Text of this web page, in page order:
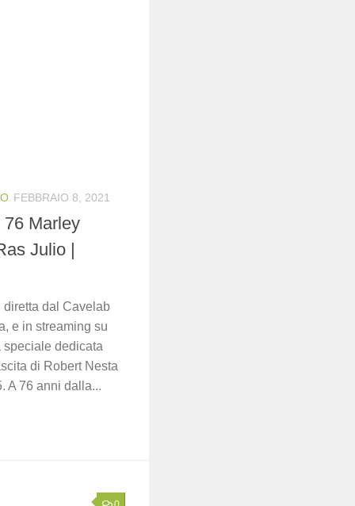
FEBBRAIO 8, 2021
Marley
Julio |
dal Cavelab
e in streaming su
speciale dedicata
di Robert Nesta
A 76 anni dalla...